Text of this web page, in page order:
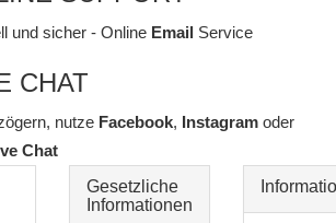
und sicher - Online Email Service
CHAT
nutze Facebook, Instagram oder
Chat
Gesetzliche
Informationen